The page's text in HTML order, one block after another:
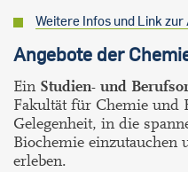
Weitere Infos und Link
Angebote der
Ein Studien- und
Fakultät für Chemie und
Gelegenheit, in die
Biochemie einzutauchen
erleben.